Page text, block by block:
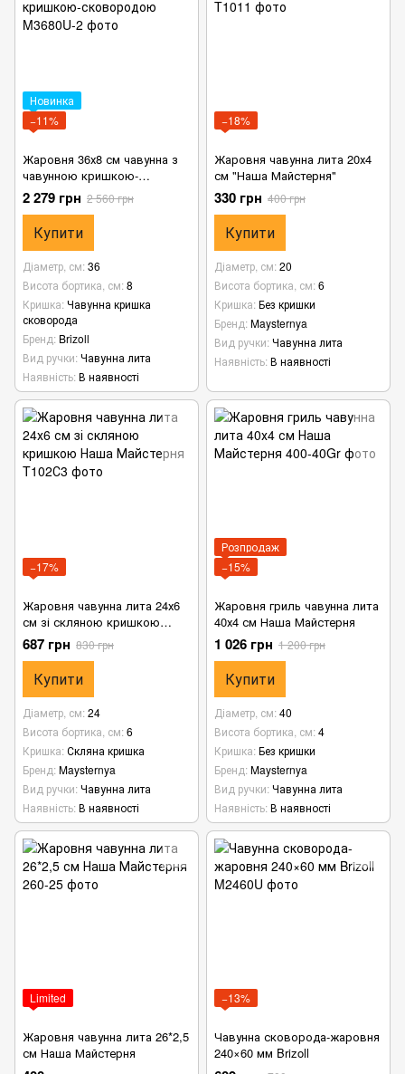
Новинка
−11%
Жаровня 36х8 см чавунна з
чавунною кришкою-
сковородою
2 279 грн 2 560 грн
Купити
Діаметр, см 36
Висота бортика, см 8
Кришка Чавунна кришка
сковорода
Бренд Brizoll
Вид ручки Чавунна лита
Наявність В наявності
−18%
Жаровня чавунна лита 20х4
см "Наша Майстерня"
330 грн 400 грн
Купити
Діаметр, см 20
Висота бортика, см 6
Кришка Без кришки
Бренд Maysternya
Вид ручки Чавунна лита
Наявність В наявності
−17%
Жаровня чавунна лита 24х6
см зі скляною кришкою
Наша Майстерня
687 грн 830 грн
Купити
Діаметр, см 24
Висота бортика, см 6
Кришка Скляна кришка
Бренд Maysternya
Вид ручки Чавунна лита
Наявність В наявності
Розпродаж
−15%
Жаровня гриль чавунна лита
40х4 см Наша Майстерня
1 026 грн 1 200 грн
Купити
Діаметр, см 40
Висота бортика, см 4
Кришка Без кришки
Бренд Maysternya
Вид ручки Чавунна лита
Наявність В наявності
Limited
Жаровня чавунна лита 26*2,5
см Наша Майстерня
−13%
Чавунна сковорода-жаровня
240×60 мм Brizoll